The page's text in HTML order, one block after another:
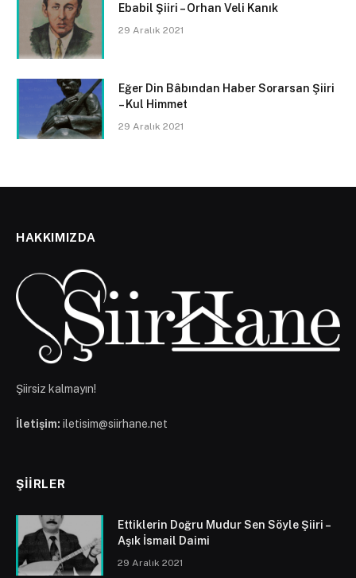
Ebabil Şiiri – Orhan Veli Kanık
29 Aralık 2021
Eğer Din Bâbından Haber Sorarsan Şiiri
– Kul Himmet
29 Aralık 2021
HAKKIMIZDA
Şiirsiz kalmayın!
İletişim: iletisim@siirhane.net
ŞIIRLER
Ettiklerin Doğru Mudur Sen Söyle Şiiri –
Aşık İsmail Daimi
29 Aralık 2021